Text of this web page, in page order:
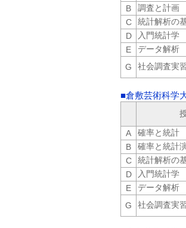
B
調査と計画
C
統計解析の
D
入門統計学
E
データ解析
G
社会調査実
■倉敷芸術科学
A
確率と統計
B
確率と統計
C
統計解析の
D
入門統計学
E
データ解析
G
社会調査実